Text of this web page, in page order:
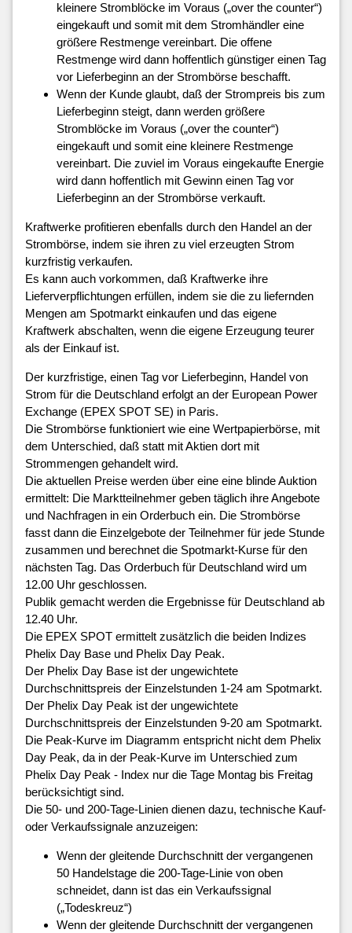
kleinere Stromblöcke im Voraus („over the counter“)
eingekauft und somit mit dem Stromhändler eine
größere Restmenge vereinbart. Die offene
Restmenge wird dann hoffentlich günstiger einen Tag
vor Lieferbeginn an der Strombörse beschafft.
Wenn der Kunde glaubt, daß der Strompreis bis zum
Lieferbeginn steigt, dann werden größere
Stromblöcke im Voraus („over the counter“)
eingekauft und somit eine kleinere Restmenge
vereinbart. Die zuviel im Voraus eingekaufte Energie
wird dann hoffentlich mit Gewinn einen Tag vor
Lieferbeginn an der Strombörse verkauft.
Kraftwerke profitieren ebenfalls durch den Handel an der
Strombörse, indem sie ihren zu viel erzeugten Strom
kurzfristig verkaufen.
Es kann auch vorkommen, daß Kraftwerke ihre
Lieferverpflichtungen erfüllen, indem sie die zu liefernden
Mengen am Spotmarkt einkaufen und das eigene
Kraftwerk abschalten, wenn die eigene Erzeugung teurer
als der Einkauf ist.
Der kurzfristige, einen Tag vor Lieferbeginn, Handel von
Strom für die Deutschland erfolgt an der European Power
Exchange (EPEX SPOT SE) in Paris.
Die Strombörse funktioniert wie eine Wertpapierbörse, mit
dem Unterschied, daß statt mit Aktien dort mit
Strommengen gehandelt wird.
Die aktuellen Preise werden über eine eine blinde Auktion
ermittelt: Die Marktteilnehmer geben täglich ihre Angebote
und Nachfragen in ein Orderbuch ein. Die Strombörse
fasst dann die Einzelgebote der Teilnehmer für jede Stunde
zusammen und berechnet die Spotmarkt-Kurse für den
nächsten Tag. Das Orderbuch für Deutschland wird um
12.00 Uhr geschlossen.
Publik gemacht werden die Ergebnisse für Deutschland ab
12.40 Uhr.
Die EPEX SPOT ermittelt zusätzlich die beiden Indizes
Phelix Day Base und Phelix Day Peak.
Der Phelix Day Base ist der ungewichtete
Durchschnittspreis der Einzelstunden 1-24 am Spotmarkt.
Der Phelix Day Peak ist der ungewichtete
Durchschnittspreis der Einzelstunden 9-20 am Spotmarkt.
Die Peak-Kurve im Diagramm entspricht nicht dem Phelix
Day Peak, da in der Peak-Kurve im Unterschied zum
Phelix Day Peak - Index nur die Tage Montag bis Freitag
berücksichtigt sind.
Die 50- und 200-Tage-Linien dienen dazu, technische Kauf-
oder Verkaufssignale anzuzeigen:
Wenn der gleitende Durchschnitt der vergangenen
50 Handelstage die 200-Tage-Linie von oben
schneidet, dann ist das ein Verkaufssignal
(„Todeskreuz“)
Wenn der gleitende Durchschnitt der vergangenen